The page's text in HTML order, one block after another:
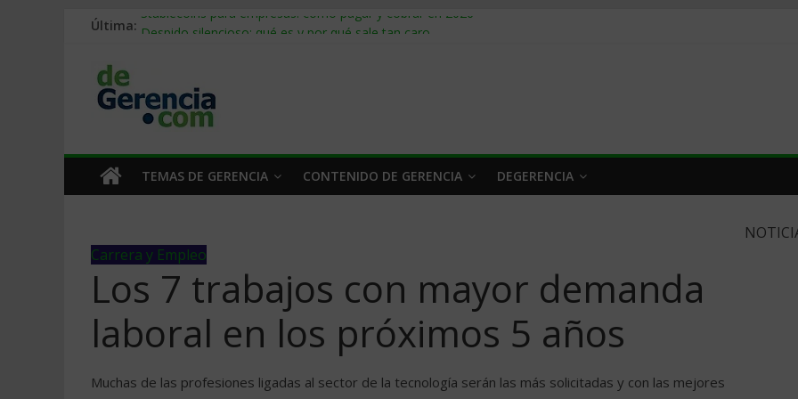
Última: Stablecoins para empresas: cómo pagar y cobrar en 2026
Trabajo forzoso en la cadena de suministro: qué hacer
Mercado hispano de EE. UU.: cómo segmentarlo y venderle
TEMAS DE GERENCIA CONTENIDO DE GERENCIA DEGERENCIA
Carrera y Empleo
Los 7 trabajos con mayor demanda
laboral en los próximos 5 años
Muchas de las profesiones ligadas al sector de la tecnología serán las más solicitadas y con las mejores